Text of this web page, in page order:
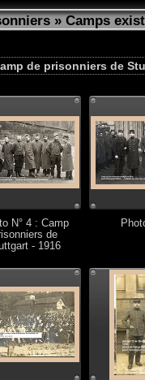
»Camps
de prisonniers de
N° 4 : Camp
de
- 1916